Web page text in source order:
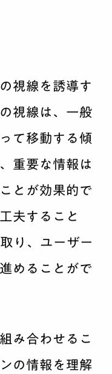
視線を誘導す
視線は、一般
て移動する傾
重要な情報は
とが効果的で
夫すること
り、ユーザー
めることがで
み合わせるこ
の情報を理解